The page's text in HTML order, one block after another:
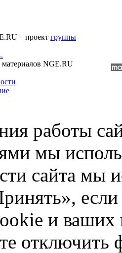
– проект группы
NGE.RU
работы
мы
сайта мы
если
и
отключить